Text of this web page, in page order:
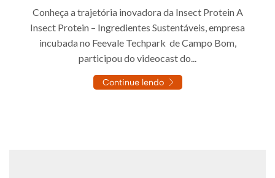
Conheça a trajetória inovadora da Insect Protein A
Insect Protein – Ingredientes Sustentáveis, empresa
incubada no Feevale Techpark de Campo Bom,
participou do videocast do...
Continue lendo